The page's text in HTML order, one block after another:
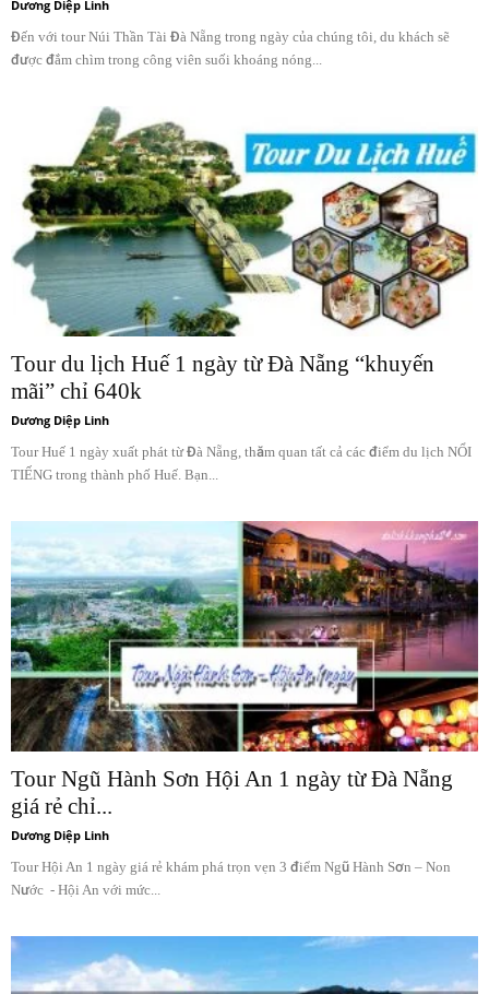
Dương Diệp Linh
Đến với tour Núi Thần Tài Đà Nẵng trong ngày của chúng tôi, du khách sẽ
được đắm chìm trong công viên suối khoáng nóng...
Tour du lịch Huế 1 ngày từ Đà Nẵng “khuyến
mãi” chỉ 640k
Dương Diệp Linh
Tour Huế 1 ngày xuất phát từ Đà Nẵng, thăm quan tất cả các điểm du lịch NỔI
TIẾNG trong thành phố Huế. Bạn...
Tour Ngũ Hành Sơn Hội An 1 ngày từ Đà Nẵng
giá rẻ chỉ...
Dương Diệp Linh
Tour Hội An 1 ngày giá rẻ khám phá trọn vẹn 3 điểm Ngũ Hành Sơn – Non
Nước - Hội An với mức...